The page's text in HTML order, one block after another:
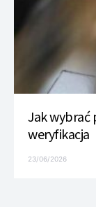
Jak wybrać
weryfikacja
23/06/2026